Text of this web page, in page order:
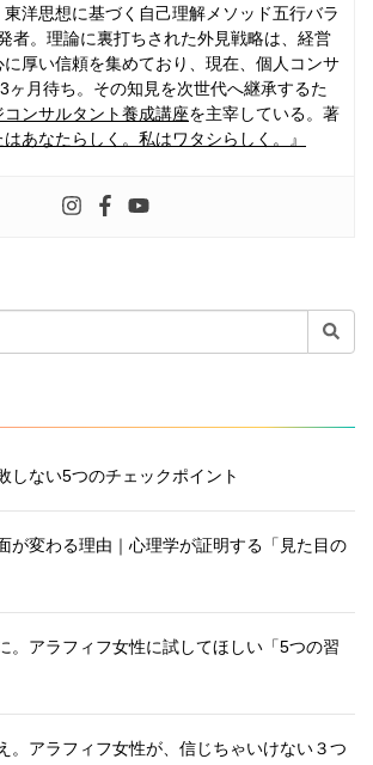
洋思想に基づく自己理解メソッド五行バラ
者。理論に裏打ちされた外見戦略は、経営
厚い信頼を集めており、現在、個人コンサ
ヶ月待ち。その知見を次世代へ継承するた
コンサルタント養成講座を主宰している。著
はあなたらしく。私はワタシらしく。』
しない5つのチェックポイント
が変わる理由｜心理学が証明する「見た目の
。アラフィフ女性に試してほしい「5つの習
。アラフィフ女性が、信じちゃいけない３つ